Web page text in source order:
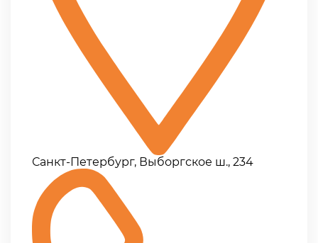
Санкт-Петербург, Выборгское ш., 234